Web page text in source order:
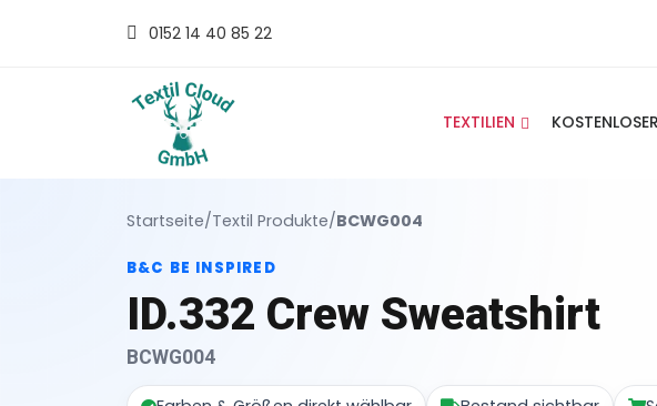
0152 14 40 85 22
TEXTILIEN
Startseite/Textil Produkte/BCWG004
B&C BE INSPIRED
ID.332 Crew Sweatshirt
BCWG004